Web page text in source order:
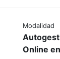
Modalidad
Online